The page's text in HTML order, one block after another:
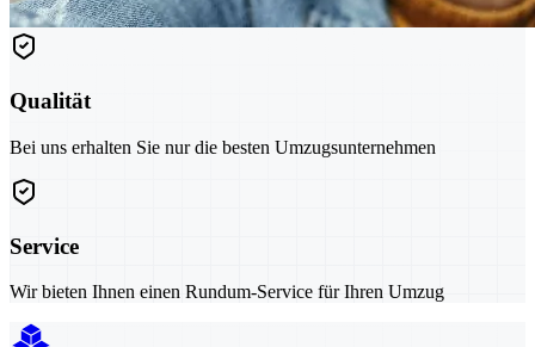
Qualität
Bei uns erhalten Sie nur die besten Umzugsunternehmen
Service
Wir bieten Ihnen einen Rundum-Service für Ihren Umzug